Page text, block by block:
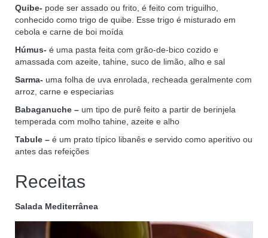
Quibe- pode ser assado ou frito, é feito com triguilho,
conhecido como trigo de quibe. Esse trigo é misturado em
cebola e carne de boi moída
Húmus- é uma pasta feita com grão-de-bico cozido e
amassada com azeite, tahine, suco de limão, alho e sal
Sarma- uma folha de uva enrolada, recheada geralmente com
arroz, carne e especiarias
Babaganuche – um tipo de purê feito a partir de berinjela
temperada com molho tahine, azeite e alho
Tabule – é um prato típico libanês e servido como aperitivo ou
antes das refeições
Receitas
Salada Mediterrânea